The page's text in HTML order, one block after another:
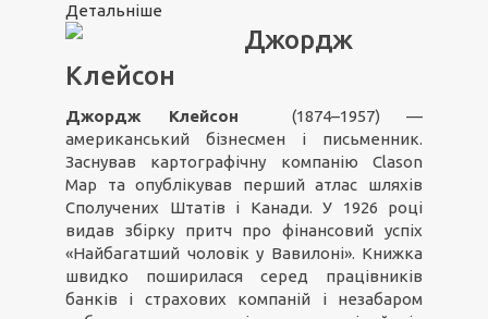
Детальніше
Джордж
Клейсон
Джордж Клейсон (1874–1957) —
американський бізнесмен і письменник.
Заснував картографічну компанію Clason
Map та опублікував перший атлас шляхів
Сполучених Штатів і Канади. У 1926 році
видав збірку притч про фінансовий успіх
«Найбагатший чоловік у Вавилоні». Книжка
швидко поширилася серед працівників
банків і страхових компаній і незабаром